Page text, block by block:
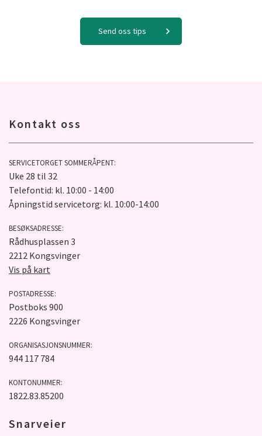
Send oss tips
Kontakt oss
SERVICETORGET SOMMERÅPENT:
Uke 28 til 32
Telefontid: kl. 10:00 - 14:00
Åpningstid servicetorg: kl. 10:00-14:00
BESØKSADRESSE:
Rådhusplassen 3
2212 Kongsvinger
Vis på kart
POSTADRESSE:
Postboks 900
2226 Kongsvinger
ORGANISASJONSNUMMER:
944 117 784
KONTONUMMER:
1822.83.85200
Snarveier